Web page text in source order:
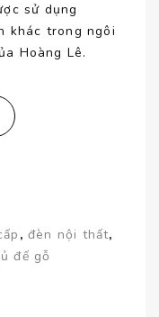
sử dụng
khác trong ngôi
Hoàng Lê.
,đèn nội thất,
đế gỗ